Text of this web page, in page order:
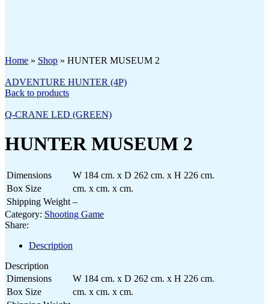
Home » Shop » HUNTER MUSEUM 2
ADVENTURE HUNTER (4P)
Back to products
Q-CRANE LED (GREEN)
HUNTER MUSEUM 2
Dimensions
W 184 cm. x D 262 cm. x H 226 cm.
Box Size
cm. x cm. x cm.
Shipping Weight –
Category: Shooting Game
Share:
Description
Description
Dimensions
W 184 cm. x D 262 cm. x H 226 cm.
Box Size
cm. x cm. x cm.